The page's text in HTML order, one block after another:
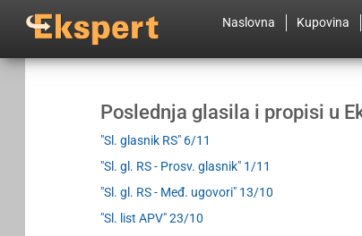
Naslovna Kupovina
Poslednja glasila i propisi u
"Sl. glasnik RS" 6/11
"Sl. gl. RS - Prosv. glasnik" 1/11
"Sl. gl. RS - Međ. ugovori" 13/10
"Sl. list APV" 23/10